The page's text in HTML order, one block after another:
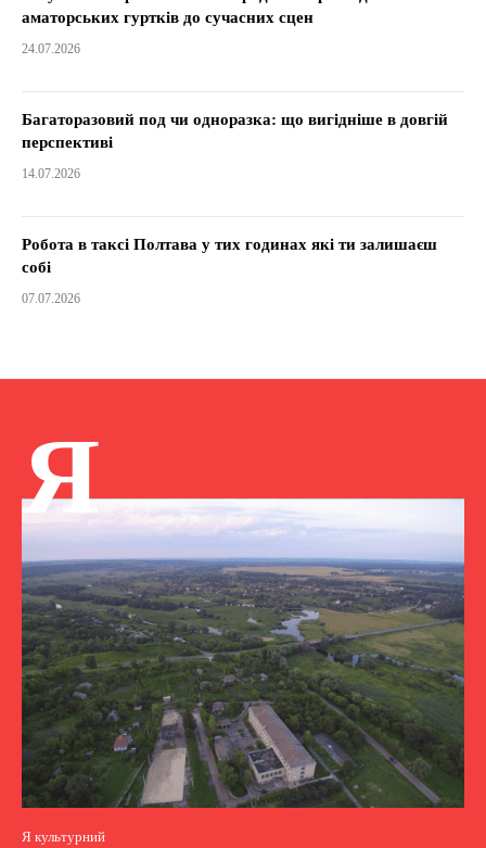
аматорських гуртків до сучасних сцен
24.07.2026
Багаторазовий под чи одноразка: що вигідніше в довгій
перспективі
14.07.2026
Робота в таксі Полтава у тих годинах які ти залишаєш
собі
07.07.2026
Я
Я культурний